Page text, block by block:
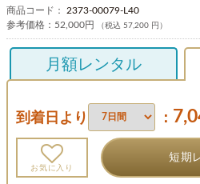
商品コード： 2373-00079-L40
参考価格： 52,000円 （税込 57,200 円）
月額レンタル
到着日より ：
お気に入り
短期